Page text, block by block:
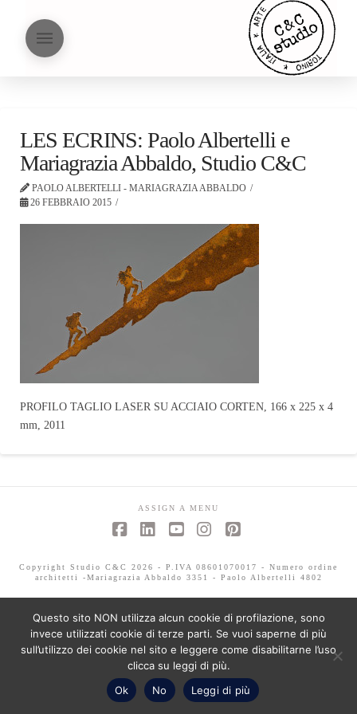
LES ECRINS: Paolo Albertelli e
Mariagrazia Abbaldo, Studio C&C
PAOLO ALBERTELLI - MARIAGRAZIA ABBALDO
26 FEBBRAIO 2015
PROFILO TAGLIO LASER SU ACCIAIO CORTEN, 166 x 225 x 4
mm, 2011
ASSIGN A MENU
Copyright Studio C&C 2026 - P.IVA 08601070017 - Numero ordine
architetti -Mariagrazia Abbaldo 3351 - Paolo Albertelli 4802
Questo sito NON utilizza alcun cookie di profilazione, sono
invece utilizzati cookie di terze parti. Se vuoi saperne di più
sull’utilizzo dei cookie nel sito e leggere come disabilitarne l’uso
clicca su leggi di più.
Ok
No Leggi di più